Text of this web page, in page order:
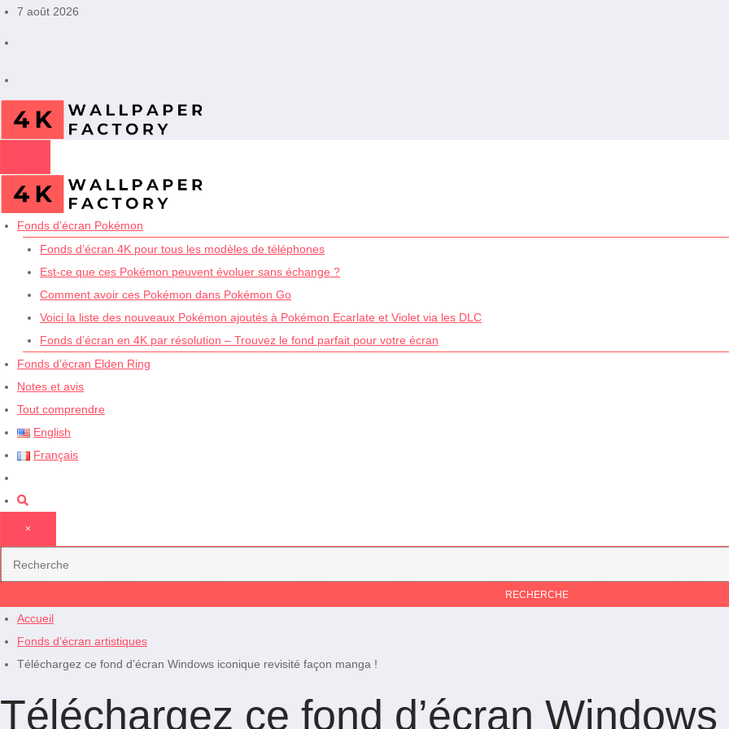
Aller7 août 2026
Fonds d’écran Pokémon
Fonds d’écran 4K pour tous les modèles de téléphones
Est-ce que ces Pokémon peuvent évoluer sans échange ?
Comment avoir ces Pokémon dans Pokémon Go
Voici la liste des nouveaux Pokémon ajoutés à Pokémon Ecarlate et Violet via les DLC
Fonds d’écran en 4K par résolution – Trouvez le fond parfait pour votre écran
Fonds d’écran Elden Ring
Notes et avis
Tout comprendre
English
Français
×
Accueil
Fonds d'écran artistiques
Téléchargez ce fond d’écran Windows iconique revisité façon manga !
Téléchargez ce fond d’écran